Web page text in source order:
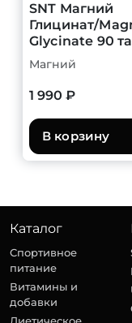
SNT Магний
Глицинат/
Glycinate 90
Магний
1 990 ₽
В корзину
Каталог
Спортивное
питание
Витамины и
добавки